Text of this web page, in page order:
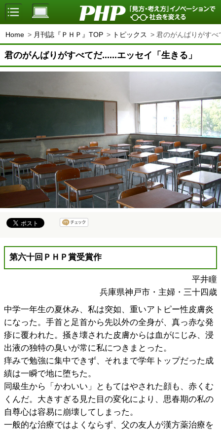
Home 月刊誌『ＰＨＰ』TOP トピックス 君のがんばりがす
君のがんばりがすべてだ......エッセイ「生きる」
第六十回ＰＨＰ賞受賞作
平井瞳
兵庫県神戸市・主婦・三十四歳
中学一年生の夏休み、私は突如、重いアトピー性皮膚炎
になった。手首と足首から先以外の全身が、真っ赤な発
疹に覆われた。掻き壊された皮膚からは血がにじみ、浸
出液の独特の臭いが常に私につきまとった。
痒みで勉強に集中できず、それまで学年トップだった成
績は一瞬で地に堕ちた。
同級生から「かわいい」ともてはやされた顔も、赤くむ
くんだ。大きすぎる見た目の変化により、思春期の私の
自尊心は容易に崩壊してしまった。
一般的な治療ではよくならず、父の友人が漢方薬治療を